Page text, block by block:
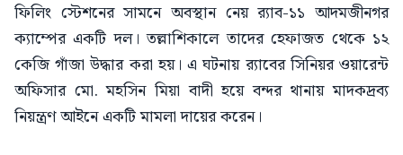
ফিলিং স্টেশনের সামনে অবস্থান নেয় র‍্যাব-১১ আদমজীনগর
ক্যাম্পের একটি দল। তল্লাশিকালে তাদের হেফাজত থেকে ১২
কেজি গাঁজা উদ্ধার করা হয়। এ ঘটনায় র‍্যাবের সিনিয়র ওয়ারেন্ট
অফিসার মো. মহসিন মিয়া বাদী হয়ে বন্দর থানায় মাদকদ্রব্য
নিয়ন্ত্রণ আইনে একটি মামলা দায়ের করেন।